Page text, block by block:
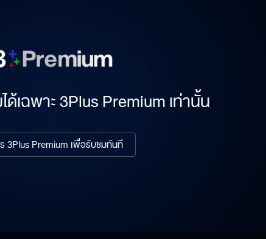
เฉพาะ 3Plus Premium เท่านั้น
3Plus Premium เพื่อรับชมทันที